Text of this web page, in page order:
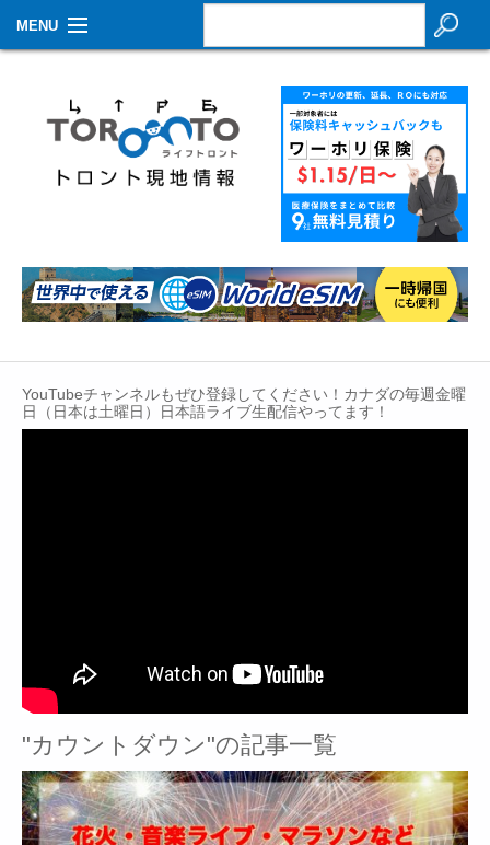
MENU
生活情報
その他
イベントカレンダー
About Us
YouTubeチャンネルもぜひ登録してください！カナダの毎週金曜
日（日本は土曜日）日本語ライブ生配信やってます！
"カウントダウン"の記事一覧